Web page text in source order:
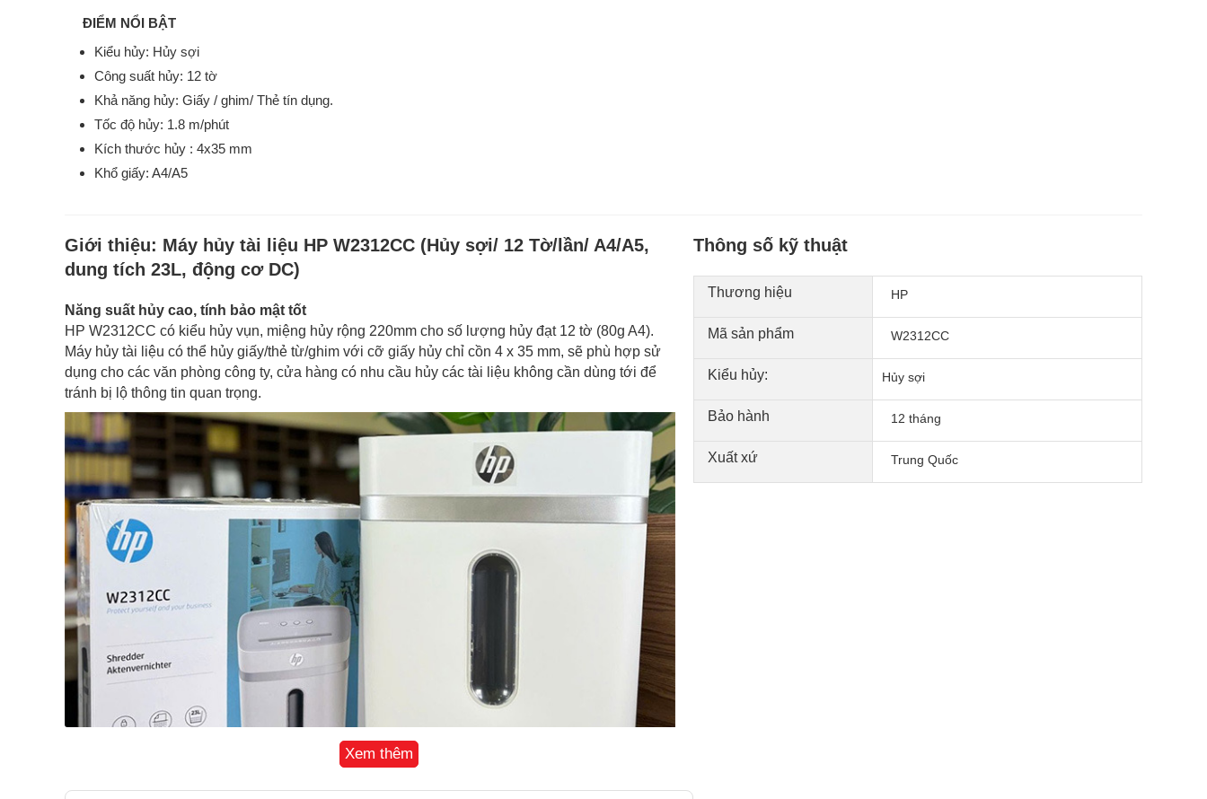
ĐIỂM NỔI BẬT
Kiểu hủy: Hủy sợi
Công suất hủy: 12 tờ
Khả năng hủy: Giấy / ghim/ Thẻ tín dụng.
Tốc độ hủy: 1.8 m/phút
Kích thước hủy : 4x35 mm
Khổ giấy: A4/A5
Giới thiệu: Máy hủy tài liệu HP W2312CC (Hủy sợi/ 12 Tờ/lần/ A4/A5,
dung tích 23L, động cơ DC)
Năng suất hủy cao, tính bảo mật tốt
HP W2312CC có kiểu hủy vụn, miệng hủy rộng 220mm cho số lượng hủy đạt 12 tờ (80g A4).
Máy hủy tài liệu có thể hủy giấy/thẻ từ/ghim với cỡ giấy hủy chỉ cồn 4 x 35 mm, sẽ phù hợp sử
dụng cho các văn phòng công ty, cửa hàng có nhu cầu hủy các tài liệu không cần dùng tới để
tránh bị lộ thông tin quan trọng.
Xem thêm
Thông số kỹ thuật
Thương hiệu HP
Mã sản phẩm W2312CC
Kiểu hủy: Hủy sợi
Bảo hành 12 tháng
Xuất xứ Trung Quốc